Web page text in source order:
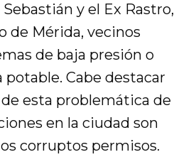
Sebastián y el Ex Rastro,
de Mérida, vecinos
de baja presión o
potable. Cabe destacar
esta problemática de
en la ciudad son
corruptos permisos.